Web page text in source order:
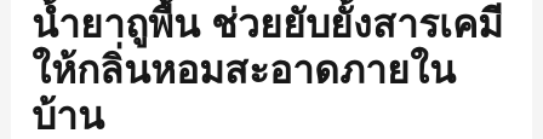
น้ำยาถูพื้น ช่วยยับยั้งสารเคมี
ให้กลิ่นหอมสะอาดภายใน
บ้าน